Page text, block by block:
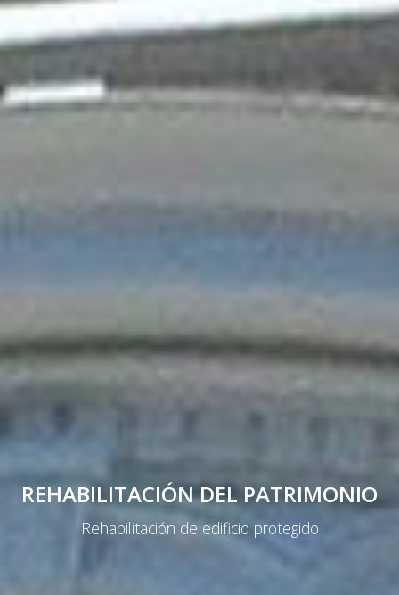
REHABILITACIÓN DEL PATRIMONIO
Rehabilitación de edificio protegido